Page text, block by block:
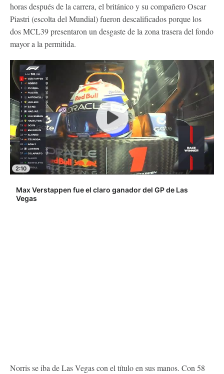
horas después de la carrera, el británico y su compañero Oscar
Piastri (escolta del Mundial) fueron descalificados porque los
dos MCL39 presentaron un desgaste de la zona trasera del fondo
mayor a la permitida.
2:10
Max Verstappen fue el claro ganador del GP de Las
Vegas
Norris se iba de Las Vegas con el título en sus manos. Con 58